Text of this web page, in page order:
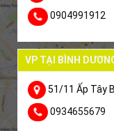
0904991912
VP TẠI BÌNH
51/11 Ấp Tây
0934655679